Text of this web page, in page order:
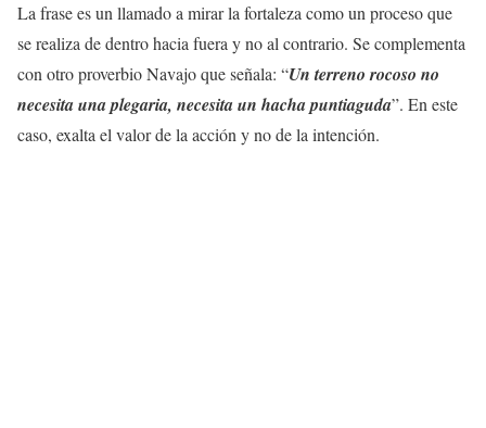
La frase es un llamado a mirar la fortaleza como un proceso que
se realiza de dentro hacia fuera y no al contrario. Se complementa
con otro proverbio Navajo que señala: “Un terreno rocoso no
necesita una plegaria, necesita un hacha puntiaguda”. En este
caso, exalta el valor de la acción y no de la intención.